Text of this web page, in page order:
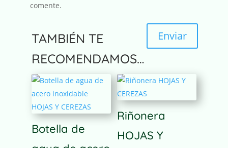
comente.
Enviar
A
t
n
a
TAMBIÉN TE
RECOMENDAMOS…
Botella de
Riñonera
HOJAS Y